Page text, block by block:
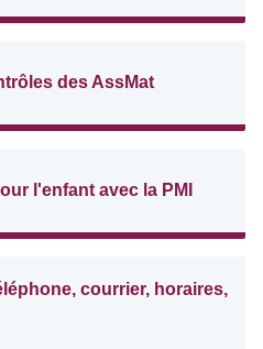
des AssMat
l'enfant avec la PMI
courrier, horaires,